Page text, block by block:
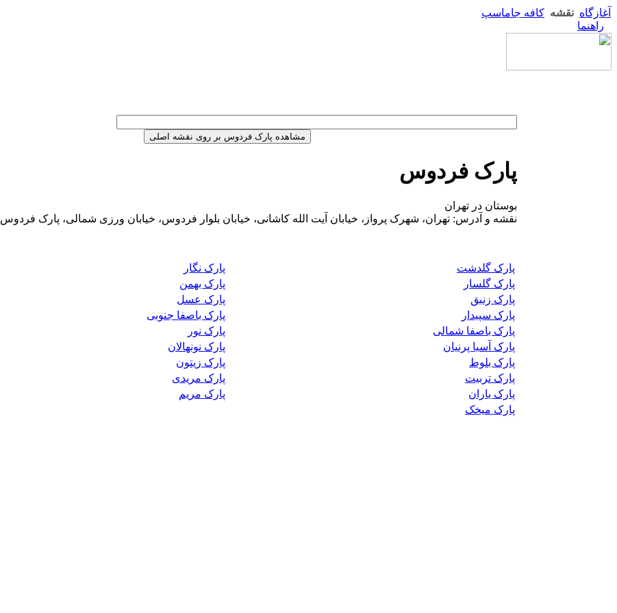
آغازگاه نقشه کافه جاماسپ
راهنما
پارک فردوس
بوستان در تهران
نقشه و آدرس: تهران، شهرک پرواز، خیابان آیت الله کاشانی، خیابان بلوار فردوس، خیابان ورزی شمالی، پارک فردوس
پارک گلدشت
پارک نگار
پارک گلسار
پارک بهمن
پارک زنبق
پارک عسل
پارک سپیدار
پارک باصفا جنوبی
پارک باصفا شمالی
پارک نور
پارک آسیا پرنیان
پارک نونهالان
پارک بلوط
پارک زیتون
پارک تربیت
پارک مریدی
پارک یاران
پارک مریم
پارک میخک